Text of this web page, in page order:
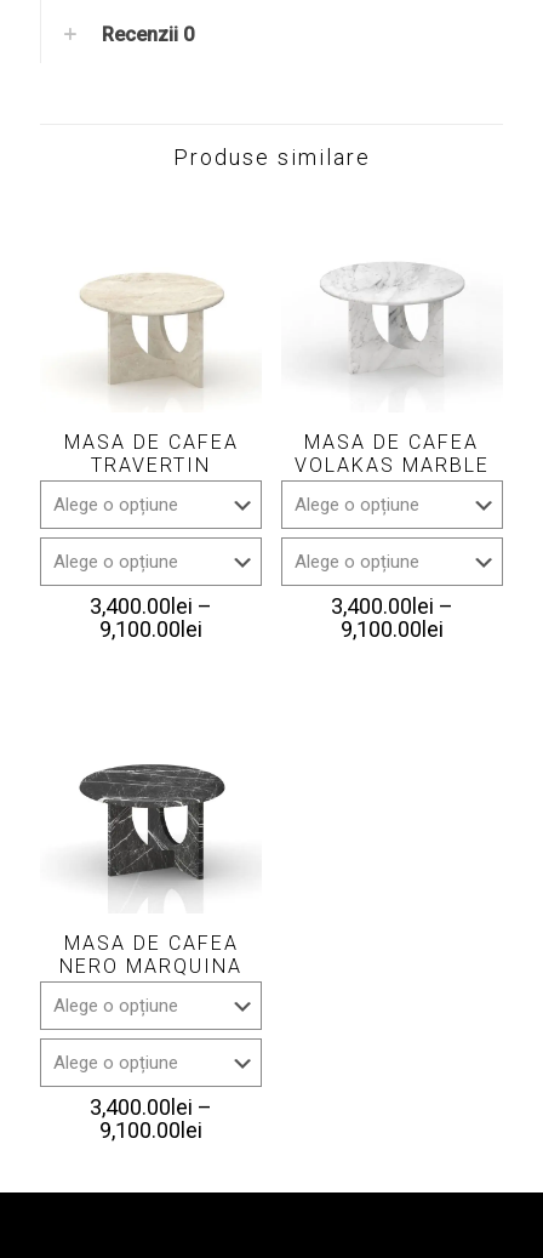
Recenzii 0
Produse similare
MASA DE CAFEA
TRAVERTIN
3,400.00 lei –
9,100.00 lei
9,100.00lei
MASA DE CAFEA
VOLAKAS MARBLE
3,400.00 lei –
9,100.00 leiInterval
MASA DE CAFEA
NERO MARQUINA
3,400.00 lei –
9,100.00 lei
3,400.00lei